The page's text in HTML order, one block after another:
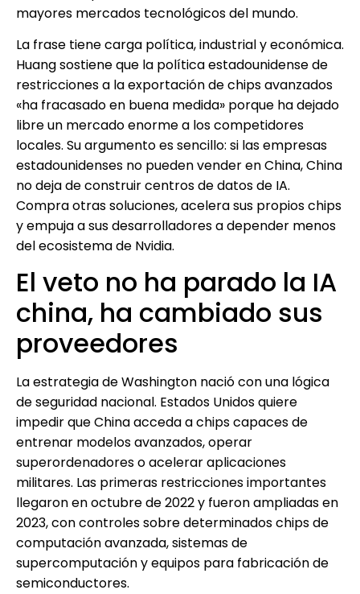
mayores mercados tecnológicos del mundo.
La frase tiene carga política, industrial y económica.
Huang sostiene que la política estadounidense de
restricciones a la exportación de chips avanzados
«ha fracasado en buena medida» porque ha dejado
libre un mercado enorme a los competidores
locales. Su argumento es sencillo: si las empresas
estadounidenses no pueden vender en China, China
no deja de construir centros de datos de IA.
Compra otras soluciones, acelera sus propios chips
y empuja a sus desarrolladores a depender menos
del ecosistema de Nvidia.
El veto no ha parado la IA
china, ha cambiado sus
proveedores
La estrategia de Washington nació con una lógica
de seguridad nacional. Estados Unidos quiere
impedir que China acceda a chips capaces de
entrenar modelos avanzados, operar
superordenadores o acelerar aplicaciones
militares. Las primeras restricciones importantes
llegaron en octubre de 2022 y fueron ampliadas en
2023, con controles sobre determinados chips de
computación avanzada, sistemas de
supercomputación y equipos para fabricación de
semiconductores.